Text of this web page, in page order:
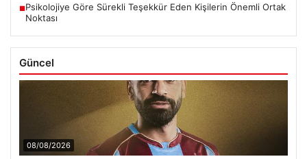
■Psikolojiye Göre Sürekli Teşekkür Eden Kişilerin Önemli Ortak
Noktası
Güncel
08/08/2026